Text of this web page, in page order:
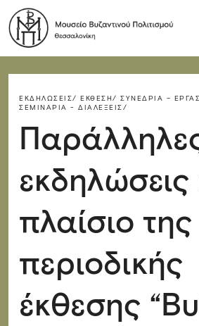
ΕΚΔΗΛΏΣΕΙΣ/ ΈΚΘΕΣΗ/ ΣΥΝΈΔΡΙΑ –
ΣΕΜΙΝΆΡΙΑ - ΔΙΑΛΈΞΕΙΣ/
πλαίσιο της
περιοδικής
έκθεσης